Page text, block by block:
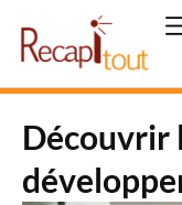
Découvrir